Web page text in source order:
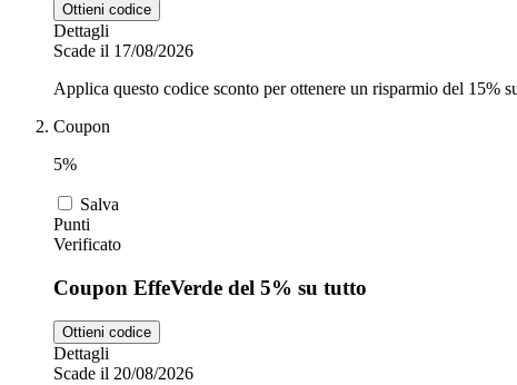
Ottieni codice
Dettagli
Scade il 17/08/2026
Applica questo codice sconto per ottenere un risparmio del 15%
Coupon
5%
Salva
Punti
Verificato
Coupon EffeVerde del 5% su tutto
Ottieni codice
Dettagli
Scade il 20/08/2026